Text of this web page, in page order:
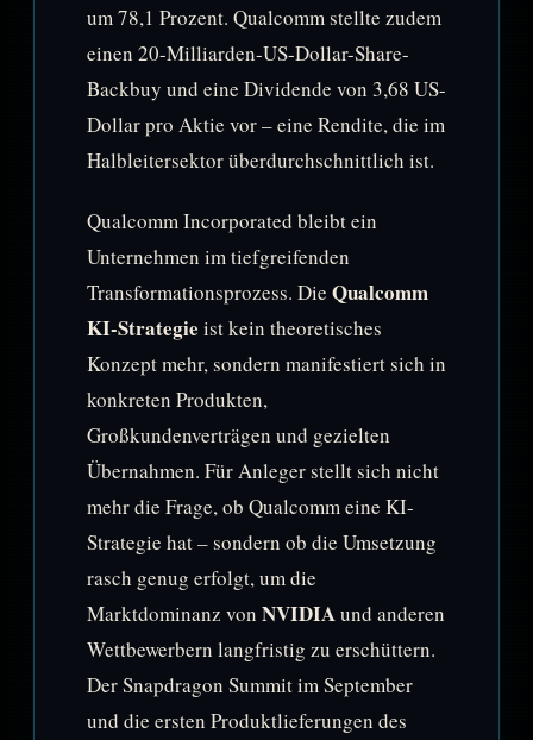
um 78,1 Prozent. Qualcomm stellte zudem
einen 20-Milliarden-US-Dollar-Share-
Backbuy und eine Dividende von 3,68 US-
Dollar pro Aktie vor – eine Rendite, die im
Halbleitersektor überdurchschnittlich ist.
Qualcomm Incorporated bleibt ein
Unternehmen im tiefgreifenden
Transformationsprozess. Die Qualcomm
KI-Strategie ist kein theoretisches
Konzept mehr, sondern manifestiert sich in
konkreten Produkten,
Großkundenverträgen und gezielten
Übernahmen. Für Anleger stellt sich nicht
mehr die Frage, ob Qualcomm eine KI-
Strategie hat – sondern ob die Umsetzung
rasch genug erfolgt, um die
Marktdominanz von NVIDIAund anderen
Wettbewerbern langfristig zu erschüttern.
Der Snapdragon Summit im September
und die ersten Produktlieferungen des